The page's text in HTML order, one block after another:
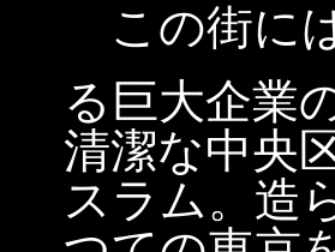
この街に
る巨大企業
清潔な中央
スラム。造